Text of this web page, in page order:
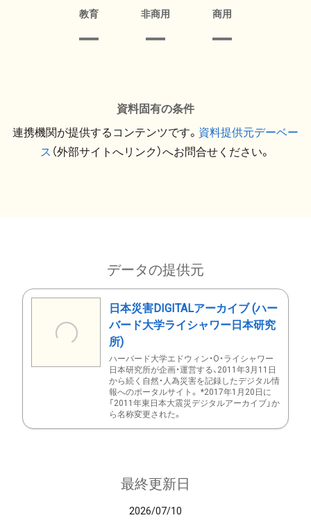
教育 非商用 商用
資料固有の条件
連携機関が提供するコンテンツです。 資料提供元デーベー
ス （外部サイトへリンク）へお問合せください。
データの提供元
日本災害DIGITALアーカイブ (ハー
バード大学ライシャワー日本研究
所)
ハーバード大学エドウィン・O・ライシャワー
日本研究所が企画・運営する、2011年3月11日
から続く自然・人為災害を記録したデジタル情
報へのポータルサイト。 *2017年1月20日に
「2011年東日本大震災デジタルアーカイブ」か
ら名称変更された。
最終更新日
2026/07/10